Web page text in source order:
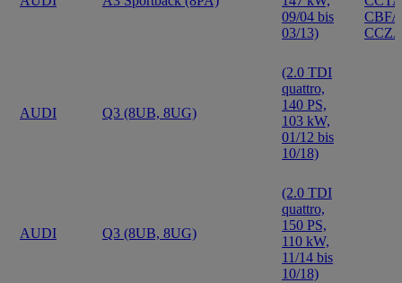
09/04 bis
03/13)
AUDI Q3 (8UB, 8UG)
(2.0 TDI
quattro,
140 PS,
103 kW,
01/12 bis
10/18)
AUDI Q3 (8UB, 8UG)
(2.0 TDI
quattro,
150 PS,
110 kW,
11/14 bis
10/18)